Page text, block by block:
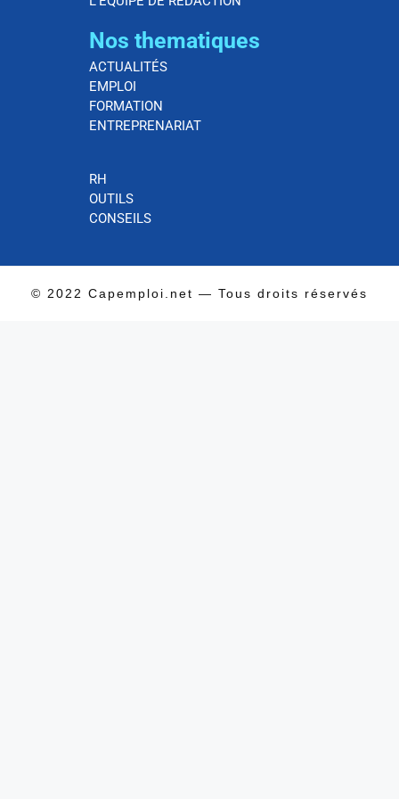
Nos thematiques
ACTUALITÉS
EMPLOI
FORMATION
ENTREPRENARIAT
RH
OUTILS
CONSEILS
© 2022 Capemploi.net — Tous droits réservés